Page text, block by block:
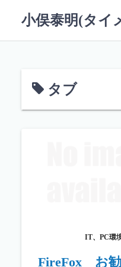
小俣泰明(タイ
タブ
IT、PC環
FireFox お